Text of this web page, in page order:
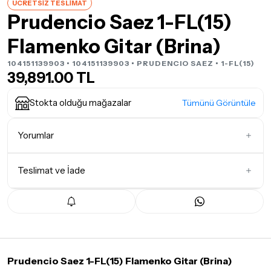
ÜCRETSİZ TESLİMAT
Prudencio Saez 1-FL(15)
Flamenko Gitar (Brina)
104151139903 • 104151139903 • PRUDENCIO SAEZ • 1-FL(15)
39,891.00 TL
Stokta olduğu mağazalar Tümünü Görüntüle
Yorumlar
Teslimat ve İade
Teslimat Koşulları
tatil günlerinde teslimat yapılamamaktadır.
Prudencio Saez 1-FL(15) Flamenko Gitar (Brina)